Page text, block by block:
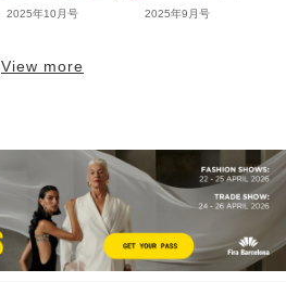
2025年10月号 2025年9月号
View more